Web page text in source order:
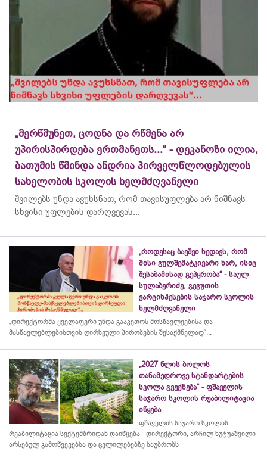
„მერწმუნეთ, ცოდნა და რწმენა არ
უპირისპირდება ერთმანეთს...“ - დეკანოზი ილია,
ბათუმის წმინდა ანდრია პირველწლოდებულის
სახელობის სკოლის ხელმძღვანელი
შვილებს უნდა ავუხსნათ, რომ თავისუფლება არ ნიშნავს
სხვისი უფლების დარღვევას...
„როდესაც ბავშვი ხედავს, რომ
მისი გულშემატკივარი ხარ, ისიც
შესაბამისად გეპყრობა“ - საულ
სულაბერიძე, გეგუთის
ვარციხჰესების საჯარო სკოლის
ხელმძღვანელი
„დირექტორმა ყველაფერი უნდა გააკეთოს მოსწავლეებისა და
მასწავლებლებისთვის ღირსეული პირობების შესაქმნელად“...
„2027 წლის ბოლოს
თანამედროვე სტანდარტების
სკოლა გვექნება“ - ფშაველის
საჯარო სკოლის რეაბილიტაცია
იწყება
ფშაველის საჯარო სკოლის
რეაბილიტაცია სექტემბრიდან დაიწყება - დირექტორი, არჩილ ხუტუაშვილი
არსებულ გამოწვევებსა და ცვლილებებზე საუბრობს